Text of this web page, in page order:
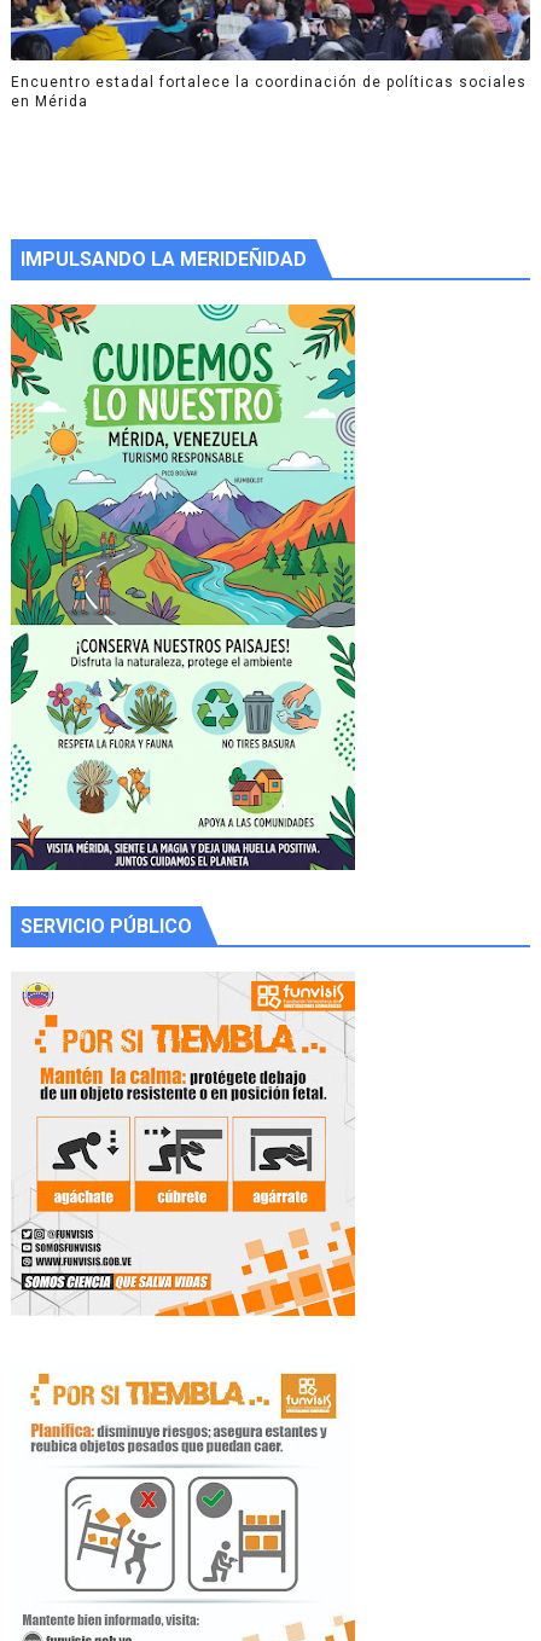
Encuentro estadal fortalece la coordinación de políticas sociales
en Mérida
IMPULSANDO LA MERIDEÑIDAD
SERVICIO PÚBLICO